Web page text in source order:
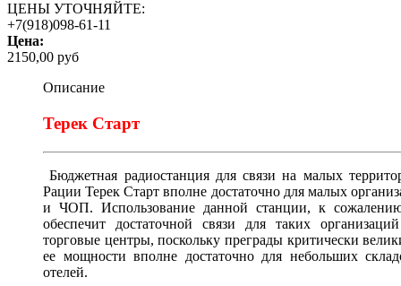
ЦЕНЫ УТОЧНЯЙТЕ:
+7(918)098-61-11
Цена:
2150,00 руб
Описание
Терек Старт
Бюджетная радиостанция для связи на малых
Рации Терек Старт вполне достаточно для малых
и ЧОП. Использование данной станции, к
обеспечит достаточной связи для таких
торговые центры, поскольку преграды критически
ее мощности вполне достаточно для небольших
отелей.